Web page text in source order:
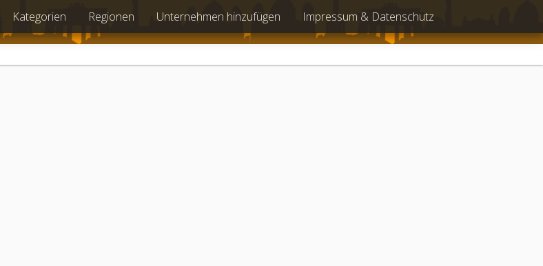
Kategorien Regionen Unternehmen hinzufügen Impressum & Datenschutz